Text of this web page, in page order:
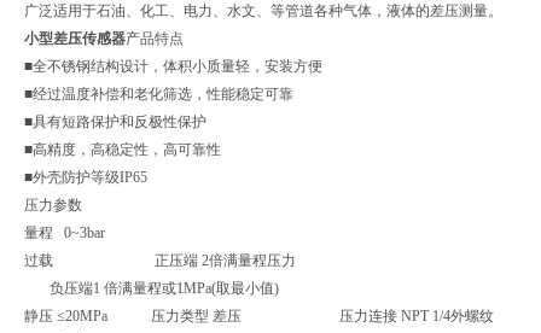
广泛适用于石油、化工、电力、水文、等管道各种气体，液体的差压测量。
小型差压传感器产品特点
■全不锈钢结构设计，体积小质量轻，安装方便
■经过温度补偿和老化筛选，性能稳定可靠
■具有短路保护和反极性保护
■高精度，高稳定性，高可靠性
■外壳防护等级IP65
压力参数
量程 0~3bar
过载 正压端 2倍满量程压力
负压端1 倍满量程或1MPa(取最小值)
静压 ≤20MPa 压力类型 差压 压力连接 NPT 1/4外螺纹